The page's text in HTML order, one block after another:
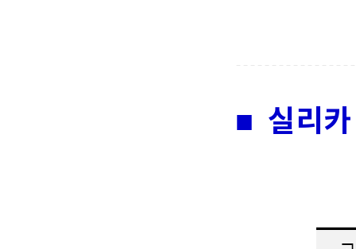
■ 실리카